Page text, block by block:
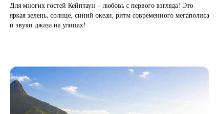
Для многих гостей Кейптаун – любовь с первого взгляда! Это
яркая зелень, солнце, синий океан, ритм современного мегаполиса
и звуки джаза на улицах!